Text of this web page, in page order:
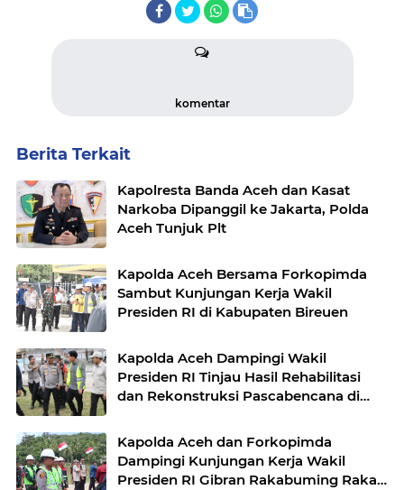
komentar
Berita Terkait
Kapolresta Banda Aceh dan Kasat
Narkoba Dipanggil ke Jakarta, Polda
Aceh Tunjuk Plt
Kapolda Aceh Bersama Forkopimda
Sambut Kunjungan Kerja Wakil
Presiden RI di Kabupaten Bireuen
Kapolda Aceh Dampingi Wakil
Presiden RI Tinjau Hasil Rehabilitasi
dan Rekonstruksi Pascabencana di
Kapolda Aceh dan Forkopimda
Dampingi Kunjungan Kerja Wakil
Presiden RI Gibran Rakabuming Raka